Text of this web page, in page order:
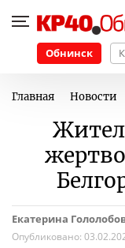
Обнинск
Главная Новости
Екатерина
Опубликовано: